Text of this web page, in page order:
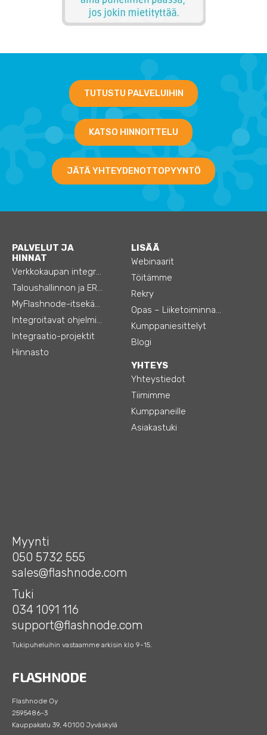
TUTUSTU PALVELUIHIN
KATSO HINNOITTELU
JÄTÄ YHTEYDENOTTOPYYNTÖ
PALVELUT JA
HINNAT
Verkkokaupan integraatiot
Taloushallinnon ja ERP:n integraatiot
MyFlashnode-itsekäyttö-automaatio
Integroitavat ohjelmistot
Integraatio-projektit
Hinnasto
LISÄÄ
Webinaarit
Töitämme
Rekry
Opas – Liiketoiminnan tehostamiseen
Kumppaniesittelyt
Blogi
YHTEYS
Yhteystiedot
Tiimimme
Kumppaneille
Asiakastuki
Myynti
050 5732 555
sales@flashnode.com
Tuki
034 1091 116
support@flashnode.com
Tukipuheluihin vastaamme arkisin klo 9-15.
Flashnode Oy
2595486-3
Kauppakatu 39, 40100 Jyväskylä